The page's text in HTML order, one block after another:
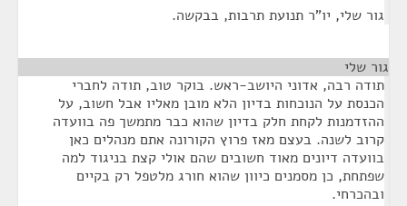
גור שלי, יו"ר תנועת תרבות, בבקשה.
גור שלי
תודה רבה, אדוני היושב-ראש. בוקר טוב, תודה לחברי
הכנסת על הנוכחות בדיון הלא מובן מאליו אבל חשוב, על
ההזדמנות לקחת חלק בדיון שהוא כבר מתמשך פה בוועדה
קרוב לשנה. בעצם מאז פרוץ הקורונה אתם מנהלים כאן
בוועדה דיונים מאוד חשובים שהם אולי קצת בניגוד למה
שפתחת, כן מסמנים כיוון שהוא חורג מלטפל רק בקיים
ובהכרחי.